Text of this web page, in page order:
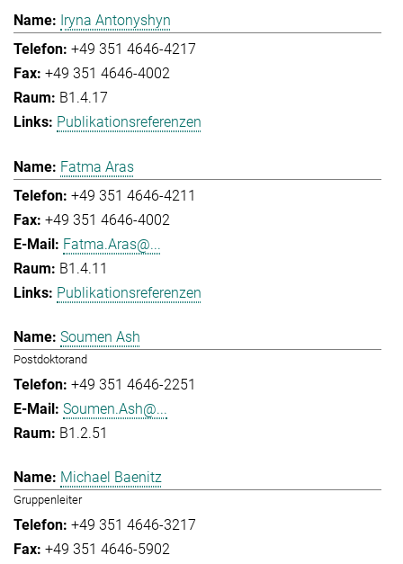
Iryna Antonyshyn
+49 351 4646-4217
+49 351 4646-4002
B1.4.17
Publikationsreferenzen
Fatma Aras
+49 351 4646-4211
+49 351 4646-4002
Fatma.Aras@...
B1.4.11
Publikationsreferenzen
Soumen Ash
Postdoktorand
+49 351 4646-2251
Soumen.Ash@...
B1.2.51
Michael Baenitz
Gruppenleiter
+49 351 4646-3217
+49 351 4646-5902